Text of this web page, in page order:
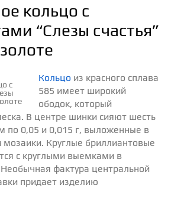
кольцо с
“Слезы счастья”
Кольцо из красного сплава
585 имеет широкий
ободок, который
В центре шинки сияют шесть
по 0,05 и 0,015 г, выложенные в
Круглые бриллиантовые
с круглыми выемками в
фактура центральной
придает изделию